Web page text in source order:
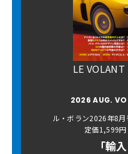
LE
2026 AUG.
ル・ボラン2026年8
定価1,599円
「輸